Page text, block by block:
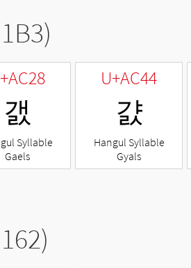
갨
Syllable
Gaels
U+AC44
걄
Hangul Syllable
Gyals